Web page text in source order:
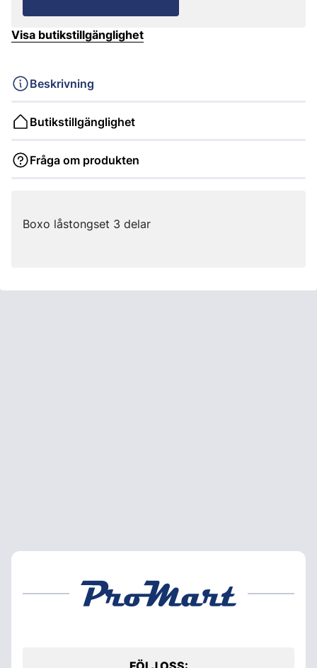
Visa butikstillgänglighet
Beskrivning
Butikstillgänglighet
Fråga om produkten
Boxo låstongset 3 delar